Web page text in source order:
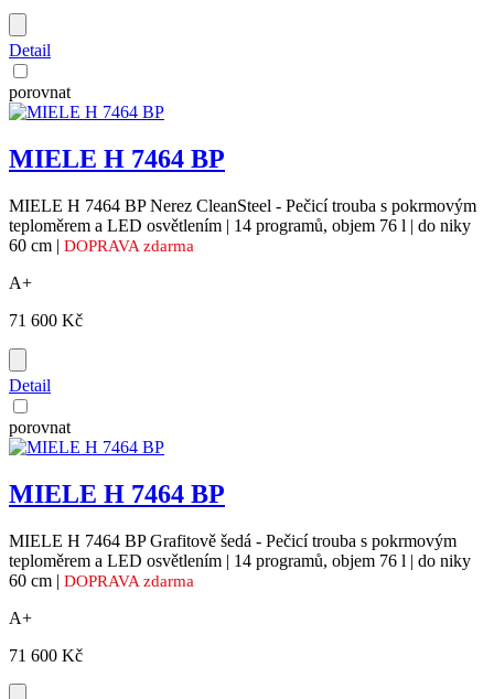
Detail
porovnat
MIELE H 7464 BP
MIELE H 7464 BP Nerez CleanSteel - Pečicí trouba s pokrmovým
teploměrem a LED osvětlením | 14 programů, objem 76 l | do niky
60 cm | DOPRAVA zdarma
A+
71 600 Kč
Detail
porovnat
MIELE H 7464 BP
MIELE H 7464 BP Grafitově šedá - Pečicí trouba s pokrmovým
teploměrem a LED osvětlením | 14 programů, objem 76 l | do niky
60 cm | DOPRAVA zdarma
A+
71 600 Kč